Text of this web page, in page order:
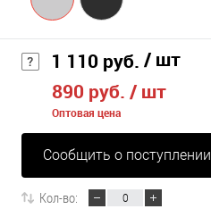
1 110 руб. / шт
890 руб. / шт
Оптовая цена
Сообщить о поступлении
Кол-во: